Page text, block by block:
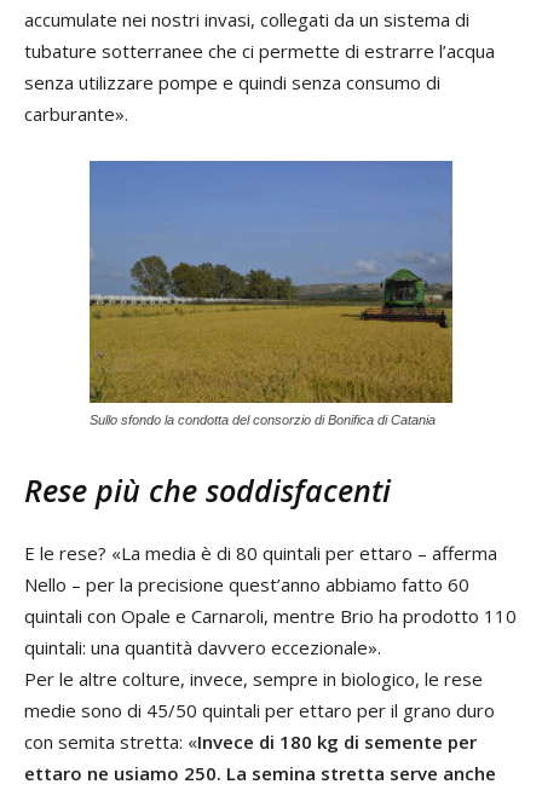
accumulate nei nostri invasi, collegati da un sistema di
tubature sotterranee che ci permette di estrarre l’acqua
senza utilizzare pompe e quindi senza consumo di
carburante».
Sullo sfondo la condotta del consorzio di Bonifica di Catania
Rese più che soddisfacenti
E le rese? «La media è di 80 quintali per ettaro – afferma
Nello – per la precisione quest’anno abbiamo fatto 60
quintali con Opale e Carnaroli, mentre Brio ha prodotto 110
quintali: una quantità davvero eccezionale».
Per le altre colture, invece, sempre in biologico, le rese
medie sono di 45/50 quintali per ettaro per il grano duro
con semita stretta: «Invece di 180 kg di semente per
ettaro ne usiamo 250. La semina stretta serve anche